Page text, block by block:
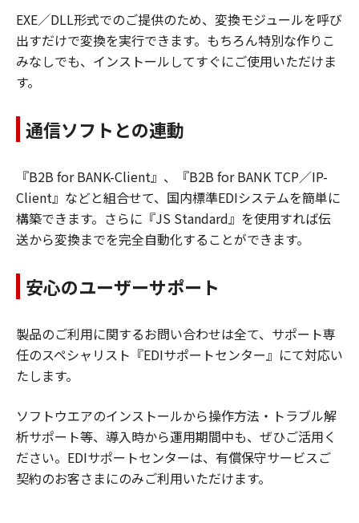
EXE／DLL形式でのご提供のため、変換モジュールを呼び
出すだけで変換を実行できます。もちろん特別な作りこ
みなしでも、インストールしてすぐにご使用いただけま
す。
通信ソフトとの連動
『B2B for BANK-Client』、『B2B for BANK TCP／IP-
Client』などと組合せて、国内標準EDIシステムを簡単に
構築できます。さらに『JS Standard』を使用すれば伝
送から変換までを完全自動化することができます。
安心のユーザーサポート
製品のご利用に関するお問い合わせは全て、サポート専
任のスペシャリスト『EDIサポートセンター』にて対応い
たします。
ソフトウエアのインストールから操作方法・トラブル解
析サポート等、導入時から運用期間中も、ぜひご活用く
ださい。EDIサポートセンターは、有償保守サービスご
契約のお客さまにのみご利用いただけます。